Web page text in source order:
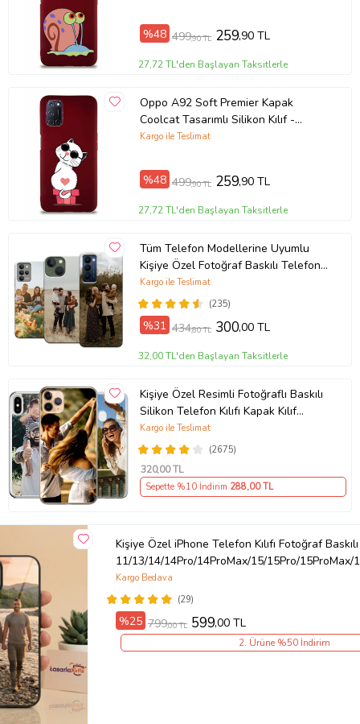
%48 499,90 TL 259,90 TL
27,72 TL'den Başlayan Taksitlerle
Oppo A92 Soft Premier Kapak
Coolcat Tasarımlı Silikon Kılıf -
Mürdüm (Şeffaf)
Kargo ile Teslimat
%48 499,90 TL 259,90 TL
27,72 TL'den Başlayan Taksitlerle
Tüm Telefon Modellerine Uyumlu
Kişiye Özel Fotoğraf Baskılı Telefon
Kılıfı
(235)
Kargo ile Teslimat
%31 434,80 TL 300,00 TL
32,00 TL'den Başlayan Taksitlerle
Kişiye Özel Resimli Fotoğraflı Baskılı
Silikon Telefon Kılıfı Kapak Kılıf
(Telefon Modelleri Açıklamada)
(2675)
Kargo ile Teslimat
320,00 TL
Sepette %10 İndirim 288,00 TL
Kişiye Özel iPhone Telefon Kılıfı Fotoğraf Baskılı
11/13/14/14Pro/14ProMax/15/15Pro/
(29)
Kargo Bedava
%25 799,00 TL 599,00 TL
2. Ürüne %50 İndirim